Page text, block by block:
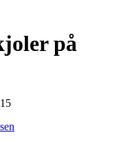
på